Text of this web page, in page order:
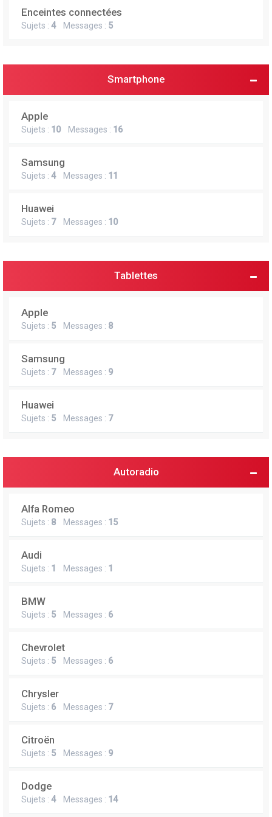
Enceintes connectées
Sujets : 4Messages : 5
Smartphone
Apple
Sujets : 10 Messages : 16
Samsung
Sujets : 4Messages : 11
Huawei
Sujets : 7Messages : 10
Tablettes
Apple
Sujets : 5 Messages : 8
Samsung
Sujets : 7Messages : 9
Huawei
Sujets : 5 Messages : 7
Autoradio
Alfa Romeo
Sujets : 8 Messages : 15
Audi
Sujets : 1 Messages : 1
BMW
Sujets : 5 Messages : 6
Chevrolet
Sujets : 5 Messages : 6
Chrysler
Sujets : 6 Messages : 7
Citroën
Sujets : 5 Messages : 9
Dodge
Sujets : 4Messages : 14